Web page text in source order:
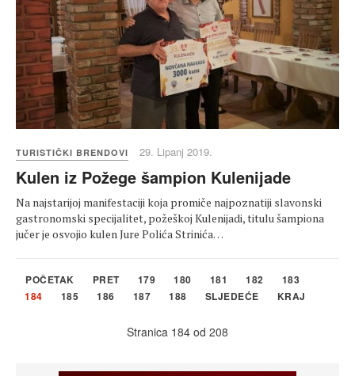
TURISTIČKI BRENDOVI 29. Lipanj 2019.
Kulen iz Požege šampion Kulenijade
Na najstarijoj manifestaciji koja promiče najpoznatiji slavonski
gastronomski specijalitet, požeškoj Kulenijadi, titulu šampiona
jučer je osvojio kulen Jure Polića Strinića…
POČETAK PRET 179 180 181 182
183
184
185 186 187 188 SLJEDEĆE KRAJ
Stranica 184 od 208